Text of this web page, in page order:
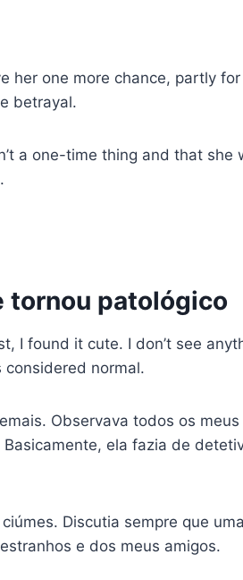
one more chance, partly for
betrayal.
a one-time thing and that she
tornou patológico
I found it cute. I don’t see
considered normal.
Observava todos os
ela fazia de
Discutia sempre que
e dos meus amigos.